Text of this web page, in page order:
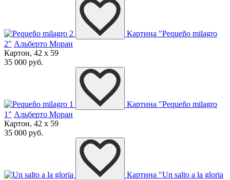
Картина "Pequeño milagro
2" Альберто Моран
Картон, 42 x 59
35 000 руб.
Картина "Pequeño milagro
1" Альберто Моран
Картон, 42 x 59
35 000 руб.
Картина "Un salto a la gloria